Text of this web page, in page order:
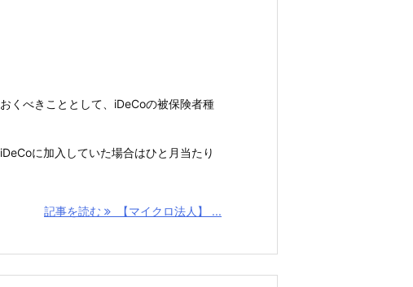
くべきこととして、iDeCoの被保険者種
に加入していた場合はひと月当たり
記事を読む 【マイクロ法人】 ...